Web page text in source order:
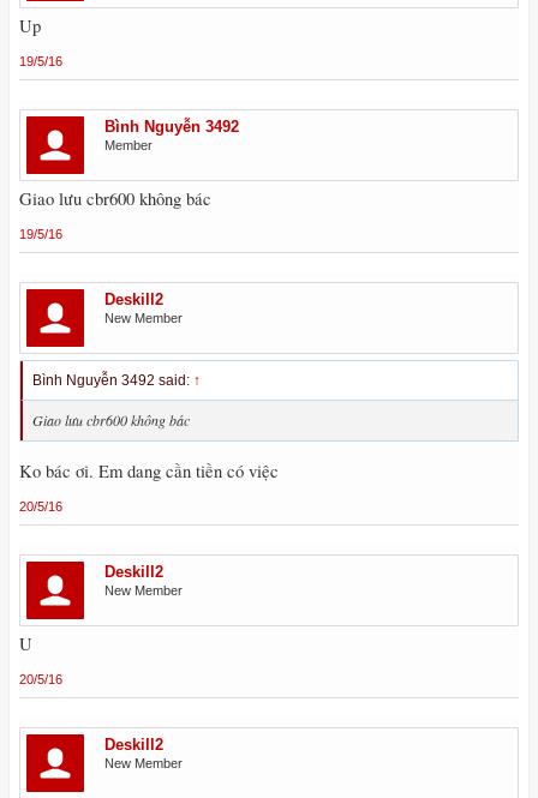
Up
19/5/16
Bình Nguyễn 3492
Member
Giao lưu cbr600 không bác
19/5/16
Deskill2
New Member
Bình Nguyễn 3492 said: ↑
Giao lưu cbr600 không bác
Ko bác ơi. Em dang cần tiền có việc
20/5/16
Deskill2
New Member
U
20/5/16
Deskill2
New Member